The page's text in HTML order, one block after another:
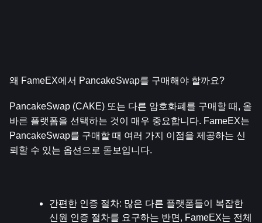
왜 FameEX에서 PancakeSwap를 구매해야 할까요?
PancakeSwap (CAKE) 또는 다른 암호화폐를 구매할 때, 올
바른 플랫폼을 선택하는 것이 매우 중요합니다. FameEX는
PancakeSwap를 구매할 때 여러 가지 이점을 제공하는 신
뢰할 수 있는 옵션으로 돋보입니다.
간편한 인증 절차: 많은 다른 플랫폼들이 복잡한
신원 인증 절차를 요구하는 반면, FameEX는 전체